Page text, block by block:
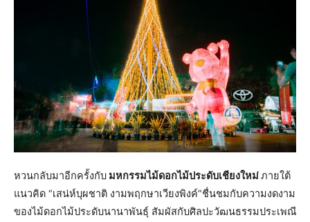
หวนกลับมาอีกครั้งกับ มหกรรมไม้ดอกไม้ประดับเชียงใหม่ภายใต้
แนวคิด “เสน่ห์บุผชาติ งามพฤกษาเวียงพิงค์”ชื่นชมกับความงดงาม
ของไม้ดอกไม้ประดับนานาพันธุ์ สัมผัสกับศิลปะวัฒนธรรมประเพณี